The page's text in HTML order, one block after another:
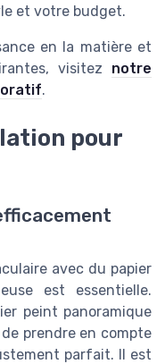
et votre budget.
en la matière et
visitez notre
.
pour
avec du papier
est essentielle.
peint panoramique
prendre en compte
parfait. Il est